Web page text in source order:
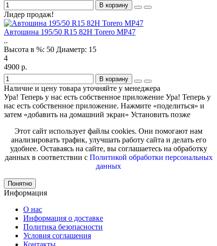
В корзину
Лидер продаж!
Автошина 195/50 R15 82H Torero MP47
..
Высота в %: 50 Диаметр: 15
4
4900 р.
В корзину
Наличие и цену товара уточняйте у менеджера
Ура! Теперь у нас есть собственное приложение Ура! Теперь у
нас есть собственное приложение. Нажмите «поделиться» и
затем «добавить на домашний экран» Установить позже
Этот сайт использует файлы cookies. Они помогают нам
анализировать трафик, улучшать работу сайта и делать его
удобнее. Оставаясь на сайте, вы соглашаетесь на обработку
данных в соответствии с Политикой обработки персональных
данных
Понятно
Информация
О нас
Информация о доставке
Политика безопасности
Условия соглашения